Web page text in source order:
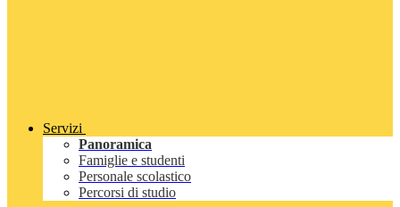
Servizi
Panoramica
Famiglie e studenti
Personale scolastico
Percorsi di studio